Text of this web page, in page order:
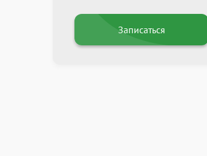
Записаться